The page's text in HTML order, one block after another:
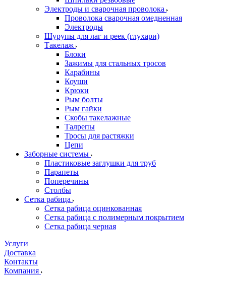
Электроды и сварочная проволока
Проволока сварочная омедненная
Электроды
Шурупы для лаг и реек (глухари)
Такелаж
Блоки
Зажимы для стальных тросов
Карабины
Коуши
Крюки
Рым болты
Рым гайки
Скобы такелажные
Талрепы
Тросы для растяжки
Цепи
Заборные системы
Пластиковые заглушки для труб
Парапеты
Поперечины
Столбы
Сетка рабица
Сетка рабица оцинкованная
Сетка рабица с полимерным покрытием
Сетка рабица черная
Услуги
Доставка
Контакты
Компания